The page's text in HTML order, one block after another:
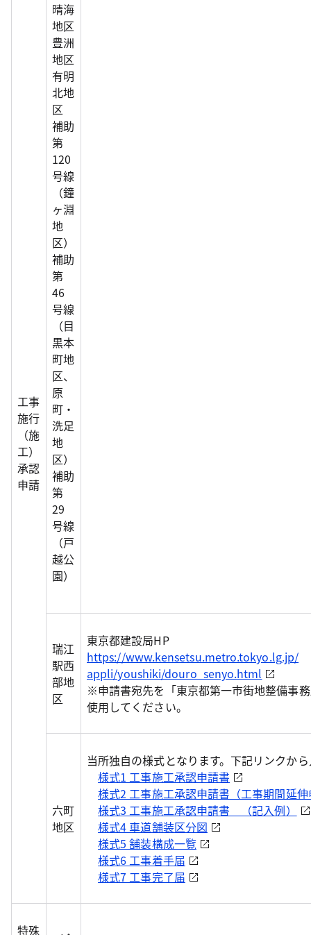
工事
施行
（施
工）
承認
申請
晴海
地区
豊洲
地区
有明
北地
区
補助
第
120
号線
（鐘
ヶ淵
地
区）
補助
第
46
号線
（目
黒本
町地
区、
原
町・
洗足
地
区）
補助
第
29
号線
（戸
越公
園）
瑞江
駅西
部地
区
東京都建設局HP
https://www.kensetsu.metro.tokyo.lg.jp/
appli/youshiki/douro_senyo.html
※申請書宛先を「東京都第一市街地整備事
使用してください。
六町
地区
当所独自の様式となります。下記リンクか
様式1 工事施工承認申請書
様式2 工事施工承認申請書（工事期間延
様式3 工事施工承認申請書 （記入例）
様式4 車道舗装区分図
様式5 舗装構成一覧
様式6 工事着手届
様式7 工事完了届
特殊